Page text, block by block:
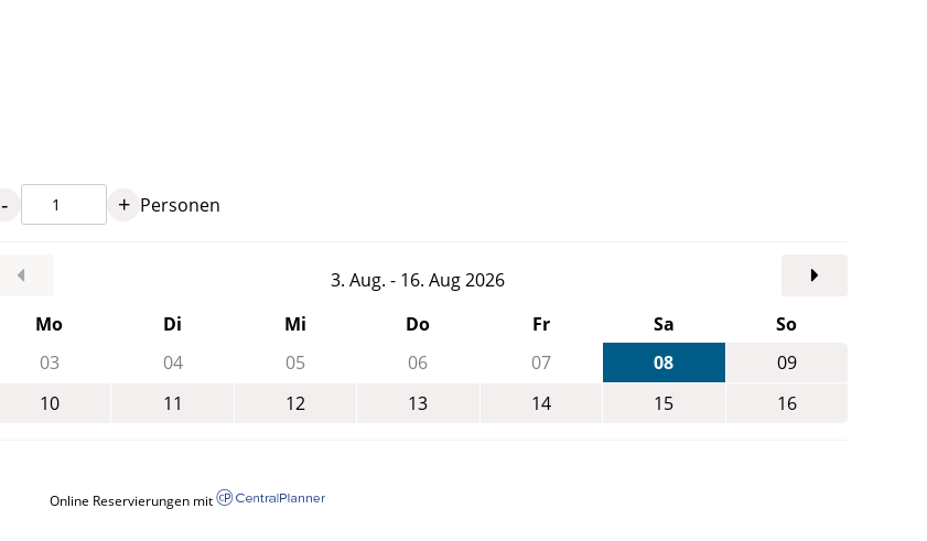
- + Personen
3. Aug. - 16. Aug 2026
Mo
Di Mi Do Fr Sa
So
03
04 05 06 07 08
09
10
11 12 13 14 15 16
Online Reservierungen mit